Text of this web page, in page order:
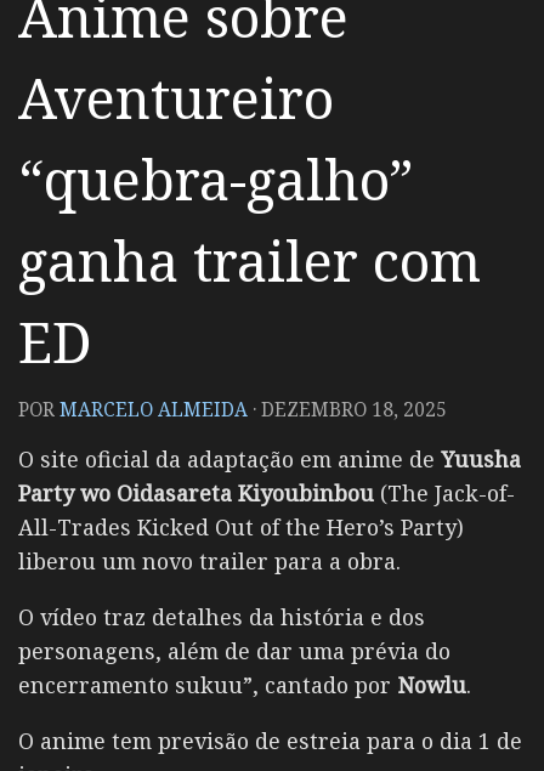
Anime sobre
Aventureiro
“quebra-galho”
ganha trailer com
ED
PORMARCELO ALMEIDA ·DEZEMBRO 18, 2025
O site oficial da adaptação em anime de Yuusha
Party wo Oidasareta Kiyoubinbou (The Jack-of-
All-Trades Kicked Out of the Hero’s Party)
liberou um novo trailer para a obra.
O vídeo traz detalhes da história e dos
personagens, além de dar uma prévia do
encerramento sukuu”, cantado por Nowlu.
O anime tem previsão de estreia para o dia 1 de